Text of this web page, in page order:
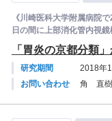
《川崎医科大学附属病院
日の間に上部消化管内視
「胃炎の京都分類
研究期間
2018年
お問い合わせ
角 直樹